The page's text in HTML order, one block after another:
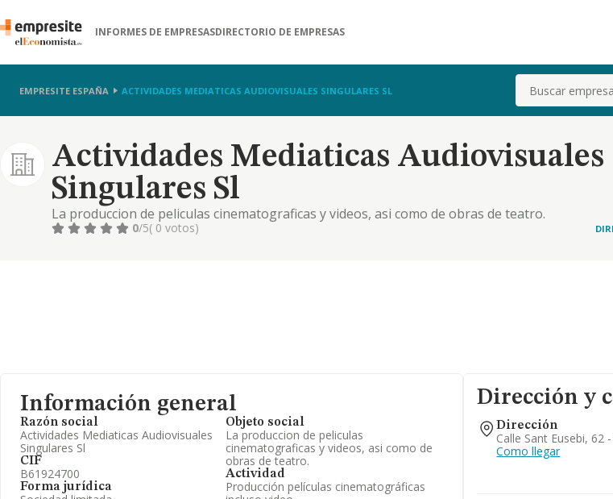
INFORMES DE EMPRESASDIRECTORIO DE EMPRESAS
EMPRESITE ESPAÑA ACTIVIDADES MEDIATICAS AUDIOVISUALES SINGULARES SL Buscar
Actividades Mediaticas Audiovisuales
Singulares Sl
La produccion de peliculas cinematograficas y videos, asi como de obras de teatro.
0/5( 0 votos)
Información general
Razón social
Actividades Mediaticas Audiovisuales
Singulares Sl
CIF
B61924700
Forma jurídica
Objeto social
La produccion de peliculas
cinematograficas y videos, asi como de
obras de teatro.
Actividad
Producción películas cinematográficas
Dirección y
Dirección
Calle Sant Eusebi, 62
Como llegar